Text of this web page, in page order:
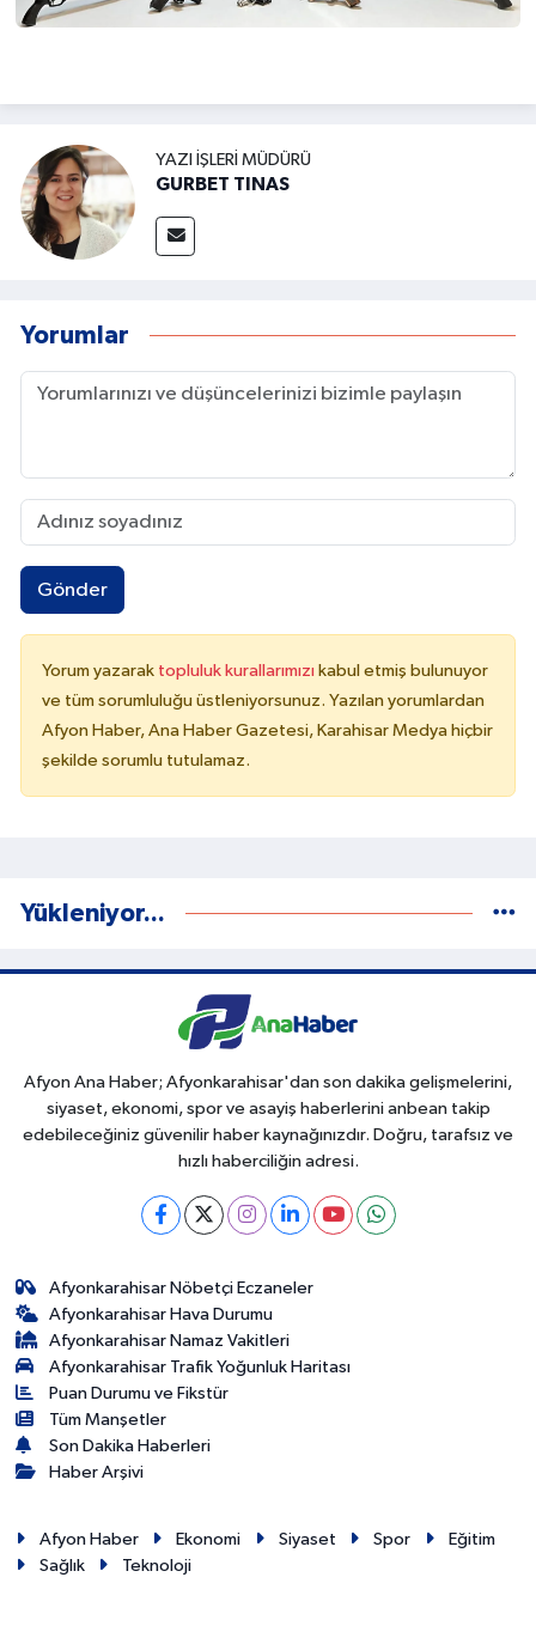
YAZI İŞLERI MÜDÜRÜ
GURBET TINAS
Yorumlar
Gönder
Yorum yazarak topluluk kurallarımızı kabul etmiş bulunuyor
ve tüm sorumluluğu üstleniyorsunuz. Yazılan yorumlardan
Afyon Haber, Ana Haber Gazetesi, Karahisar Medya hiçbir
şekilde sorumlu tutulamaz.
Yükleniyor...
Afyon Ana Haber; Afyonkarahisar'dan son dakika gelişmelerini,
siyaset, ekonomi, spor ve asayiş haberlerini anbean takip
edebileceğiniz güvenilir haber kaynağınızdır. Doğru, tarafsız ve
hızlı haberciliğin adresi.
Afyonkarahisar Nöbetçi Eczaneler
Afyonkarahisar Hava Durumu
Afyonkarahisar Namaz Vakitleri
Afyonkarahisar Trafik Yoğunluk Haritası
Puan Durumu ve Fikstür
Tüm Manşetler
Son Dakika Haberleri
Haber Arşivi
Afyon Haber Ekonomi Siyaset Spor
Eğitim
Sağlık
Teknoloji